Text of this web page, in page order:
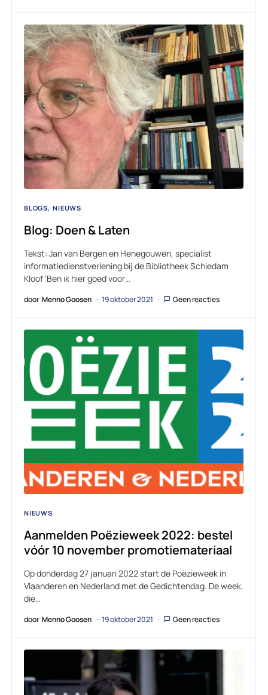
BLOGS NIEUWS
Blog: Doen & Laten
Tekst: Jan van Bergen en Henegouwen, specialist
informatiedienstverlening bij de Bibliotheek Schiedam
Kloof ‘Ben ik hier goed voor…
door Menno Goosen 19 oktober 2021 Geen reacties
NIEUWS
Aanmelden Poëzieweek 2022: bestel
vóór 10 november promotiemateriaal
Op donderdag 27 januari 2022 start de Poëzieweek in
Vlaanderen en Nederland met de Gedichtendag. De week,
die…
door Menno Goosen 19 oktober 2021 Geen reacties